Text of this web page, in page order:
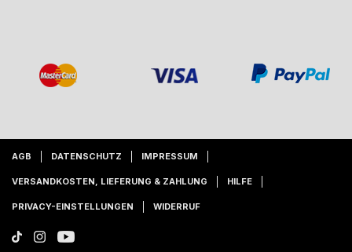
AGB DATENSCHUTZ IMPRESSUM
VERSANDKOSTEN, LIEFERUNG & ZAHLUNG HILFE
PRIVACY-EINSTELLUNGEN WIDERRUF